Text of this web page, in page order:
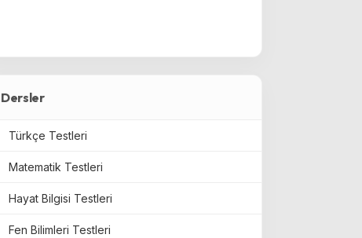
Dersler
Türkçe Testleri
Matematik Testleri
Hayat Bilgisi Testleri
Fen Bilimleri Testleri